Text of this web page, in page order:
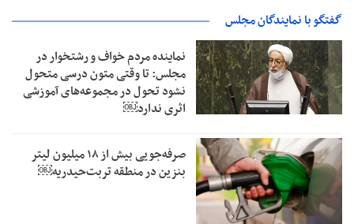
گفتگو با نمایندگان مجلس
نماینده مردم خواف و رشتخوار در
مجلس: تا وقتی متون درسی متحول
نشود تحول در مجموعه‌های آموزشی
اثری ندارد￼
صرفه‌جویی بیش از ۱۸ میلیون لیتر
بنزین در منطقه تربت‌حیدریه￼